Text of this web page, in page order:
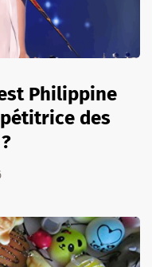
Philippine
des